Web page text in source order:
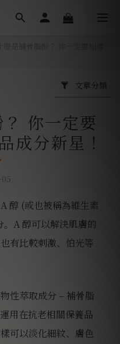
文章分類
你一定要
成分新星！
醇 (或也被稱為維生素
A 醇可以解決肌膚的
有比較刺激、怕光等
性萃取成分 – 補骨脂
用在抗老相關保養品
可以淡化細紋、膚色